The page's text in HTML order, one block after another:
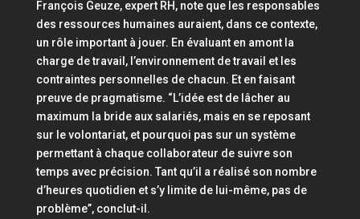
François Geuze, expert RH, note que les responsables
des ressources humaines auraient, dans ce contexte,
un rôle important à jouer. En évaluant en amont la
charge de travail, l’environnement de travail et les
contraintes personnelles de chacun. Et en faisant
preuve de pragmatisme. “L’idée est de lâcher au
maximum la bride aux salariés, mais en se reposant
sur le volontariat, et pourquoi pas sur un système
permettant à chaque collaborateur de suivre son
temps avec précision. Tant qu’il a réalisé son nombre
d’heures quotidien et s’y limite de lui-même, pas de
problème”, conclut-il.